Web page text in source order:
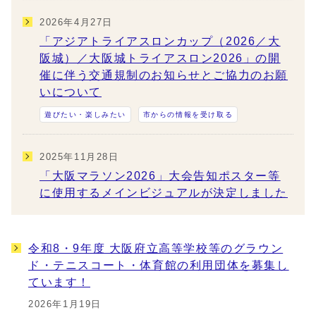
2026年4月27日
「アジアトライアスロンカップ（2026／大
阪城）／大阪城トライアスロン2026」の開
催に伴う交通規制のお知らせとご協力のお願
いについて
遊びたい・楽しみたい 市からの情報を受け取る
2025年11月28日
「大阪マラソン2026」大会告知ポスター等
に使用するメインビジュアルが決定しました
令和8・9年度 大阪府立高等学校等のグラウン
ド・テニスコート・体育館の利用団体を募集し
ています！
2026年1月19日